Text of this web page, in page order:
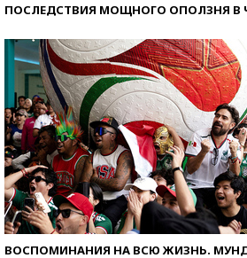
ПОСЛЕДСТВИЯ МОЩНОГО ОПОЛЗНЯ В
ВОСПОМИНАНИЯ НА ВСЮ ЖИЗНЬ.